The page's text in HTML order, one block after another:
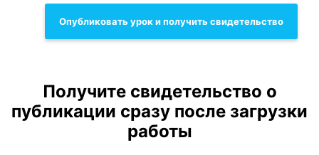
Опубликовать урок и получить свидетельство
Получите свидетельство о
публикации сразу после загрузки
работы